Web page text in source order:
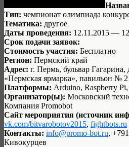
Тип: чемпионат олимпиада
Тематика: другое
Даты проведения: 12.11.2015 —
Срок подачи заявок:
Стоимость участия: Бесплатно
Регион: Пермский край
Адрес: г. Пермь, бульвар
«Пермская ярмарка», павильон № 2
Платформы: Arduino, Raspberry
Организатор(ы): Московский
Компания Promobot
Сайт мероприятия (источник
vk.com/bitvarobotov2015, fightbots.ru
Контакты: info@promo-bot.ru,
Кивокурцев